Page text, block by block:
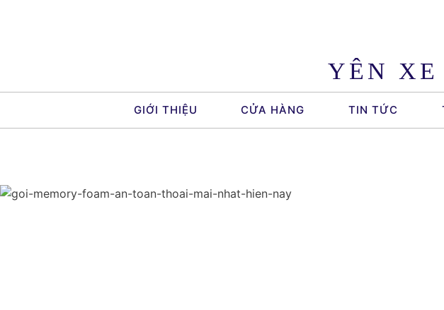
YÊN XE
GIỚI THIỆU CỬA HÀNG TIN TỨC